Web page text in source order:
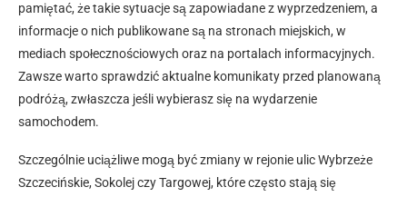
pamiętać, że takie sytuacje są zapowiadane z wyprzedzeniem, a
informacje o nich publikowane są na stronach miejskich, w
mediach społecznościowych oraz na portalach informacyjnych.
Zawsze warto sprawdzić aktualne komunikaty przed planowaną
podróżą, zwłaszcza jeśli wybierasz się na wydarzenie
samochodem.
Szczególnie uciążliwe mogą być zmiany w rejonie ulic Wybrzeże
Szczecińskie, Sokolej czy Targowej, które często stają się